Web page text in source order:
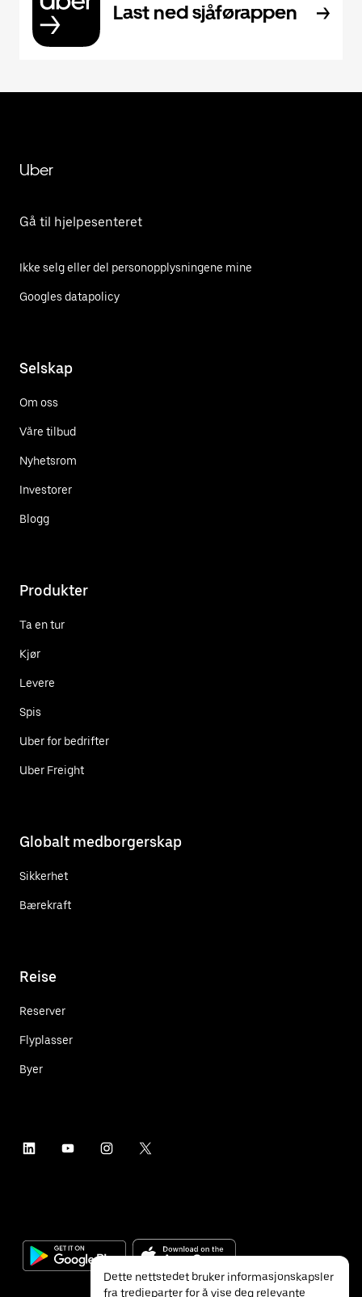
Last ned sjåførappen
Uber
Gå til hjelpesenteret
Ikke selg eller del personopplysningene mine
Googles datapolicy
Selskap
Om oss
Våre tilbud
Nyhetsrom
Investorer
Blogg
Produkter
Ta en tur
Kjør
Levere
Spis
Uber for bedrifter
Uber Freight
Globalt medborgerskap
Sikkerhet
Bærekraft
Reise
Reserver
Flyplasser
Byer
Dette nettstedet bruker informasjonskapsler
fra tredjeparter for å vise deg relevante